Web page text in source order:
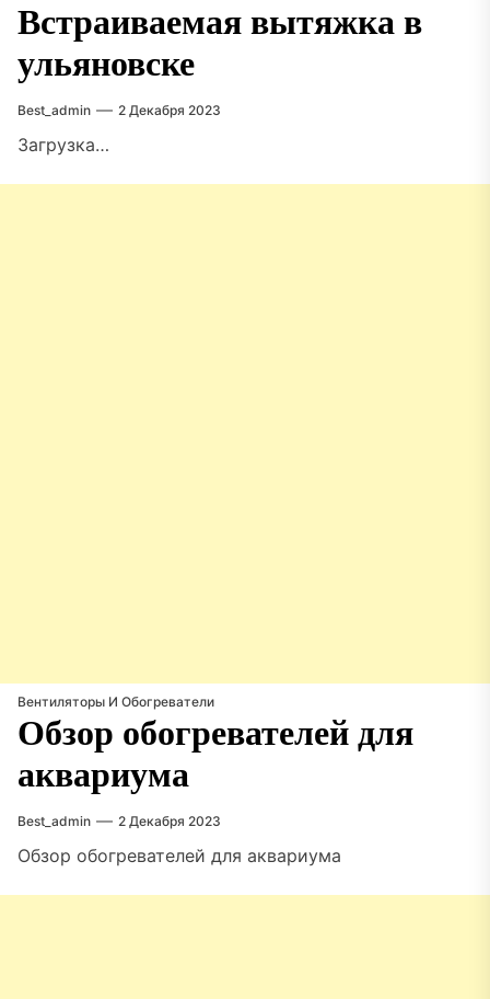
Встраиваемая вытяжка в
ульяновске
Best_admin 2 Декабря 2023
Загрузка…
Вентиляторы И Обогреватели
Обзор обогревателей для
аквариума
Best_admin 2 Декабря 2023
Обзор обогревателей для аквариума